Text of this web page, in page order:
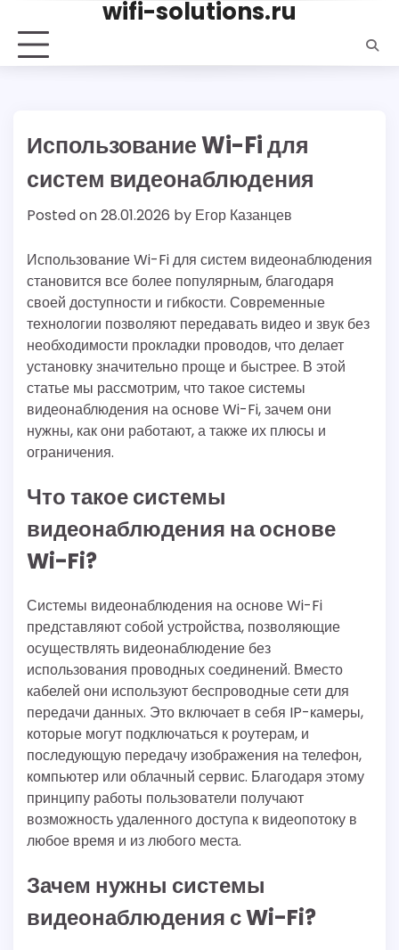
content
wifi-solutions.ru
Использование Wi-Fi для
систем видеонаблюдения
Posted on28.01.2026 by Егор Казанцев
Использование Wi-Fi для систем видеонаблюдения
становится все более популярным, благодаря
своей доступности и гибкости. Современные
технологии позволяют передавать видео и звук без
необходимости прокладки проводов, что делает
установку значительно проще и быстрее. В этой
статье мы рассмотрим, что такое системы
видеонаблюдения на основе Wi-Fi, зачем они
нужны, как они работают, а также их плюсы и
ограничения.
Что такое системы
видеонаблюдения на основе
Wi-Fi?
Системы видеонаблюдения на основе Wi-Fi
представляют собой устройства, позволяющие
осуществлять видеонаблюдение без
использования проводных соединений. Вместо
кабелей они используют беспроводные сети для
передачи данных. Это включает в себя IP-камеры,
которые могут подключаться к роутерам, и
последующую передачу изображения на телефон,
компьютер или облачный сервис. Благодаря этому
принципу работы пользователи получают
возможность удаленного доступа к видеопотоку в
любое время и из любого места.
Зачем нужны системы
видеонаблюдения с Wi-Fi?